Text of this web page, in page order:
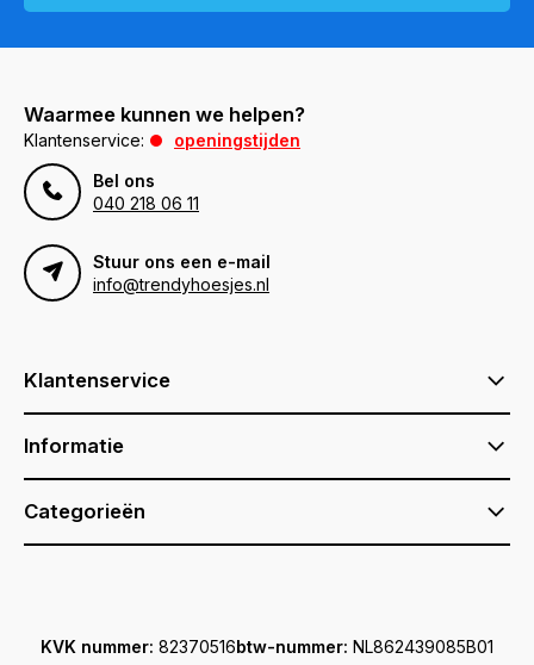
Waarmee kunnen we helpen?
Klantenservice:
openingstijden
Bel ons
040 218 06 11
Stuur ons een e-mail
info@trendyhoesjes.nl
Klantenservice
Informatie
Categorieën
KVK nummer: 82370516btw-nummer: NL862439085B01